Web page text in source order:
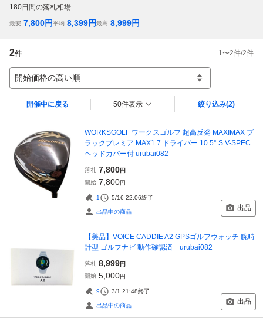
180日間の落札相場
最安 7,800円平均 8,399円最高 8,999円
2件 1 〜2件/2件
開始価格の高い順
開催中に戻る 50件表示 絞り込み(2)
WORKSGOLF ワークスゴルフ 超高反発 MAXIMAX ブ
ラックプレミア MAX1.7 ドライバー 10.5° S V-SPEC
ヘッドカバー付 urubai082
落札 7,800円
開始 7,800円
1 5/16 22:06終了
出品中の商品 出品
【美品】VOICE CADDIE A2 GPSゴルフウォッチ 腕時
計型 ゴルフナビ 動作確認済 urubai082
落札 8,999円
開始 5,000円
9 3/1 21:48終了
出品中の商品 出品